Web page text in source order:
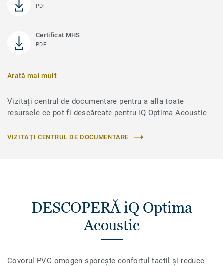
PDF
Certificat MHS
PDF
Arată mai mult
Vizitați centrul de documentare pentru a afla toate
resursele ce pot fi descărcate pentru iQ Optima Acoustic
VIZITAȚI CENTRUL DE DOCUMENTARE
DESCOPERĂ iQ Optima
Acoustic
Covorul PVC omogen sporește confortul tactil și reduce